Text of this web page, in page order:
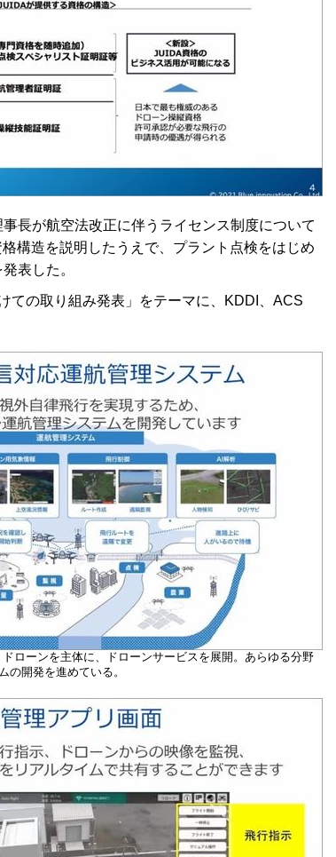
⻑が航空法改正に伴うライセンス制度について
構造を説明したうえで、プラント点検をはじめ
表した。
の取り組み発表」をテーマに、KDDI、ACS
ローンを主体に、ドローンサービスを展開。あらゆる分野
の開発を進めている。